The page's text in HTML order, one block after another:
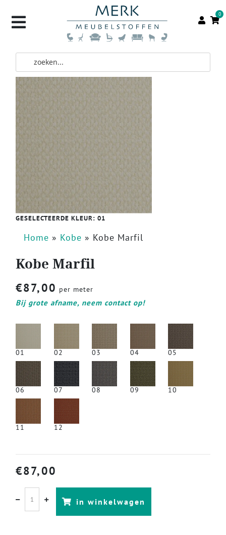
0
GESELECTEERDE KLEUR: 01
Home » Kobe » Kobe Marfil
Kobe Marfil
€87,00 per meter
Bij grote afname, neem contact op!
01 02 03 04 05
06 07 08 09 10
11 12
€87,00
in winkelwagen